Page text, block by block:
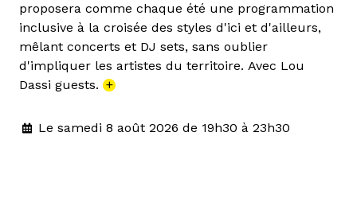
proposera comme chaque été une programmation
inclusive à la croisée des styles d'ici et d'ailleurs,
mêlant concerts et DJ sets, sans oublier
d'impliquer les artistes du territoire. Avec Lou
Dassi guests. +
Le samedi 8 août 2026 de 19h30 à 23h30